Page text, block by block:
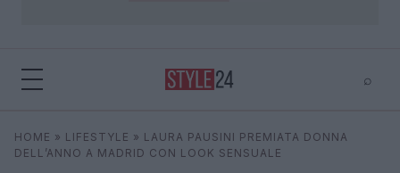
⌕
Cerca ⌕
HOME » LIFESTYLE » LAURA PAUSINI PREMIATA DONNA
DELL’ANNO A MADRID CON LOOK SENSUALE